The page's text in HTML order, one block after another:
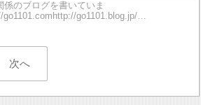
係のブログを書いていま
go1101.comhttp://go1101.blog.jp/…
次へ